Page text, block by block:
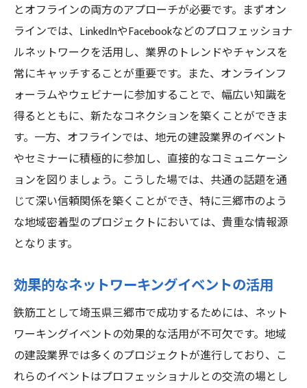
とオフラインの両方のアプローチが必要です。まずオン
ラインでは、LinkedInやFacebookなどのプロフェッショナ
ルネットワークを活用し、業界のトレンドやチャンスを
常にキャッチすることが重要です。また、オンラインフ
ォーラムやウェビナーに参加することで、幅広い知識を
得るとともに、新たなコネクションを築くことができま
す。一方、オフラインでは、地元の建設業界のイベント
やセミナーに積極的に参加し、直接的なコミュニケーシ
ョンを図りましょう。こうした場では、共通の話題を通
じて深い信頼関係を築くことができ、特に三郷市のよう
な地域密着型のプロジェクトにおいては、貴重な情報源
となります。
効果的なネットワーキングイベントの活用
鉄筋工として埼玉県三郷市で成功するためには、ネット
ワーキングイベントの効果的な活用が不可欠です。地域
の建設業界では多くのプロジェクトが進行しており、こ
れらのイベントはプロフェッショナルとの交流の場とし